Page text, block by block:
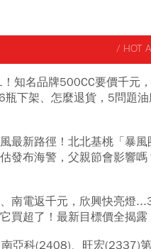
/ HOT
知名品牌500CC要價千元
下架、怎麼退貨，5問題油
最新路徑！北北基桃「暴風
發布海警，父親節會影響嗎
南電返千元，欣興快亮燈
買超了！最新目標價全揭露
亞科(2408)、旺宏(2337)